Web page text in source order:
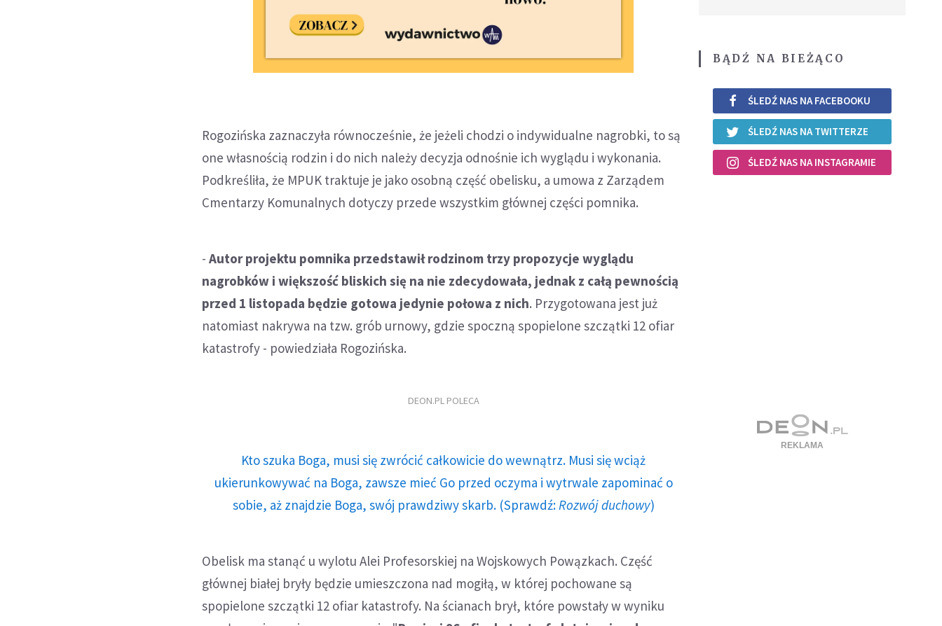
Rogozińska zaznaczyła równocześnie, że jeżeli chodzi o indywidualne nagrobki, to są
one własnością rodzin i do nich należy decyzja odnośnie ich wyglądu i wykonania.
Podkreśliła, że MPUK traktuje je jako osobną część obelisku, a umowa z Zarządem
Cmentarzy Komunalnych dotyczy przede wszystkim głównej części pomnika.
-Autor projektu pomnika przedstawił rodzinom trzy propozycje wyglądu
nagrobków i większość bliskich się na nie zdecydowała, jednak z całą pewnością
przed 1 listopada będzie gotowa jedynie połowa z nich. Przygotowana jest już
natomiast nakrywa na tzw. grób urnowy, gdzie spoczną spopielone szczątki 12 ofiar
katastrofy - powiedziała Rogozińska.
DEON.PL POLECA
Kto szuka Boga, musi się zwrócić całkowicie do wewnątrz. Musi się wciąż
ukierunkowywać na Boga, zawsze mieć Go przed oczyma i wytrwale zapominać o
sobie, aż znajdzie Boga, swój prawdziwy skarb. (Sprawdź:Rozwój duchowy)
Obelisk ma stanąć u wylotu Alei Profesorskiej na Wojskowych Powązkach. Część
głównej białej bryły będzie umieszczona nad mogiłą, w której pochowane są
spopielone szczątki 12 ofiar katastrofy. Na ścianach brył, które powstały w wyniku
BĄDŹ NA BIEŻĄCO
ŚLEDŹ NAS NA FACEBOOKU
ŚLEDŹ NAS NA TWITTERZE
ŚLEDŹ NAS NA INSTAGRAMIE